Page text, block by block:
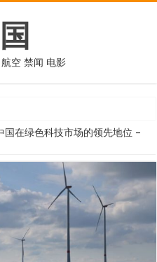
空 禁闻 电影
国在绿色科技市场的领先地位 –